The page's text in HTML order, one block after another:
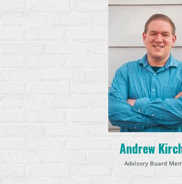
Andrew
Advisory Board